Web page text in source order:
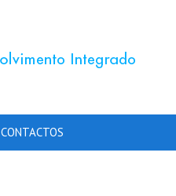
CONTACTOS